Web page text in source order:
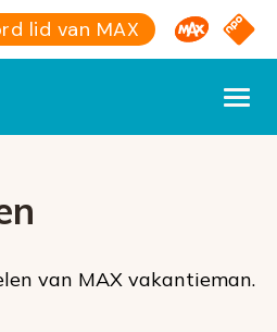
lid van MAX Omroep
NPO
van MAX vakantieman.